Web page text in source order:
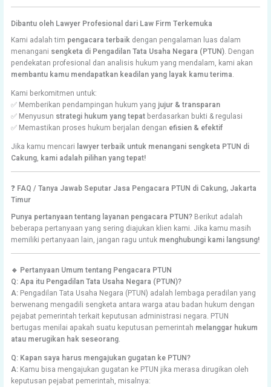
Dibantu oleh Lawyer Profesional dari Law Firm Terkemuka
Kami adalah tim pengacara terbaik dengan pengalaman luas dalam
menangani sengketa di Pengadilan Tata Usaha Negara (PTUN). Dengan
pendekatan profesional dan analisis hukum yang mendalam, kami akan
membantu kamu mendapatkan keadilan yang layak kamu terima.
Kami berkomitmen untuk:
✅ Memberikan pendampingan hukum yang jujur & transparan
✅ Menyusun strategi hukum yang tepat berdasarkan bukti & regulasi
✅ Memastikan proses hukum berjalan dengan efisien & efektif
Jika kamu mencari lawyer terbaik untuk menangani sengketa PTUN di
Cakung, kami adalah pilihan yang tepat!
❓ FAQ / Tanya Jawab Seputar Jasa Pengacara PTUN di Cakung, Jakarta
Timur
Punya pertanyaan tentang layanan pengacara PTUN? Berikut adalah
beberapa pertanyaan yang sering diajukan klien kami. Jika kamu masih
memiliki pertanyaan lain, jangan ragu untuk menghubungi kami langsung!
🔹 Pertanyaan Umum tentang Pengacara PTUN
Q: Apa itu Pengadilan Tata Usaha Negara (PTUN)?
A: Pengadilan Tata Usaha Negara (PTUN) adalah lembaga peradilan yang
berwenang mengadili sengketa antara warga atau badan hukum dengan
pejabat pemerintah terkait keputusan administrasi negara. PTUN
bertugas menilai apakah suatu keputusan pemerintah melanggar hukum
atau merugikan hak seseorang.
Q: Kapan saya harus mengajukan gugatan ke PTUN?
A: Kamu bisa mengajukan gugatan ke PTUN jika merasa dirugikan oleh
keputusan pejabat pemerintah, misalnya: